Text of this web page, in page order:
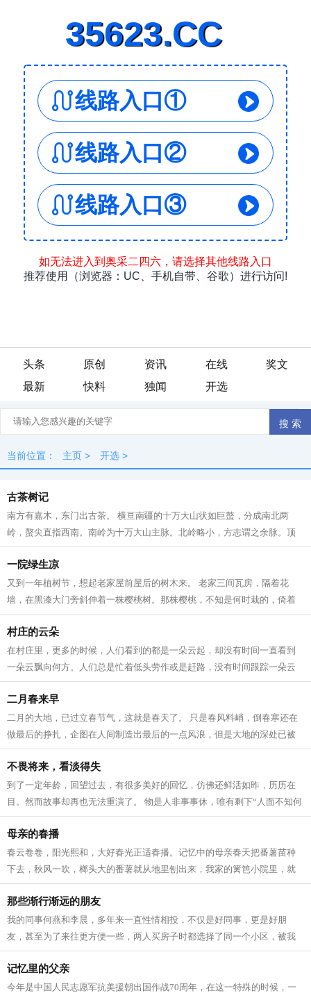
头条 原创 资讯 在线
奖文
最新
快料 独闻 开选
当前位置： 主页 > 开选 >
古茶树记
南方有嘉木，东门出古茶。 横亘南疆的十万大山状如巨螯，分成南北两
岭，螯尖直指西南。南岭为十万大山主脉。北岭略小，方志谓之余脉。顶
峰名雷浦茶。我以为地名有误，为何不是...
一院绿生凉
又到一年植树节，想起老家屋前屋后的树木来。 老家三间瓦房，隔着花
墙，在黑漆大门旁斜伸着一株樱桃树。那株樱桃，不知是何时栽的，倚着
水沟，长得歪歪扭扭，却极力把身子倚向...
村庄的云朵
在村庄里，更多的时候，人们看到的都是一朵云起，却没有时间一直看到
一朵云飘向何方。人们总是忙着低头劳作或是赶路，没有时间跟踪一朵云
的去向。 我奶奶有时候在院子里手搭凉...
二月春来早
二月的大地，已过立春节气，这就是春天了。 只是春风料峭，倒春寒还在
做最后的挣扎，企图在人间制造出最后的一点风浪，但是大地的深处已被
喊醒，春天的温暖势不可挡，无论是天...
不畏将来，看淡得失
到了一定年龄，回望过去，有很多美好的回忆，仿佛还鲜活如昨，历历在
目。然而故事却再也无法重演了。 物是人非事事休，唯有剩下“人面不知何
处去，桃花依旧笑春风”的无奈感伤...
母亲的春播
春云卷卷，阳光熙和，大好春光正适春播。记忆中的母亲春天把番薯苗种
下去，秋风一吹，榔头大的番薯就从地里刨出来，我家的篱笆小院里，就
有了一个个番薯堆成的小山头。 春天万...
那些渐行渐远的朋友
我的同事何燕和李晨，多年来一直性情相投，不仅是好同事，更是好朋
友，甚至为了来往更方便一些，两人买房子时都选择了同一个小区，被我
们称为一对“形影不离的姐妹花”。 可是...
记忆里的父亲
今年是中国人民志愿军抗美援朝出国作战70周年，在这一特殊的时候，一